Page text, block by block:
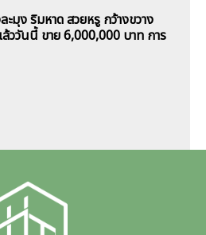
มุง ริมหาด สวยหรู กว้างขวาง
ล้ววันนี้ ขาย 6,000,000 บาท การ